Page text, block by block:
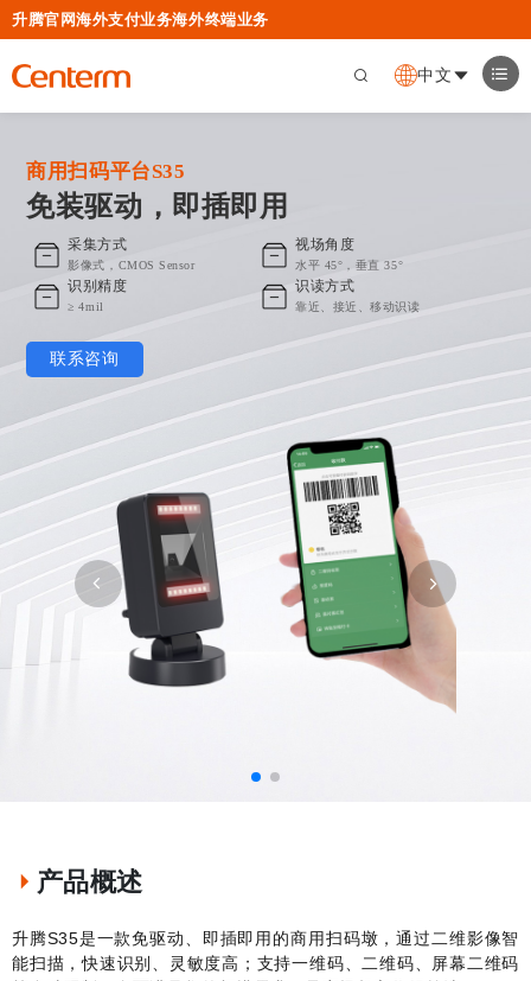
升腾官网海外支付业务海外终端业务
中文
商用扫码平台S35
免装驱动，即插即用
采集方式
影像式，CMOS Sensor
视场角度
水平 45°，垂直 35°
识别精度
≥ 4mil
识读方式
靠近、接近、移动识读
联系咨询
产品概述
升腾S35是一款免驱动、即插即用的商用扫码墩，通过二维影像智
能扫描，快速识别、灵敏度高；支持一维码、二维码、屏幕二维码